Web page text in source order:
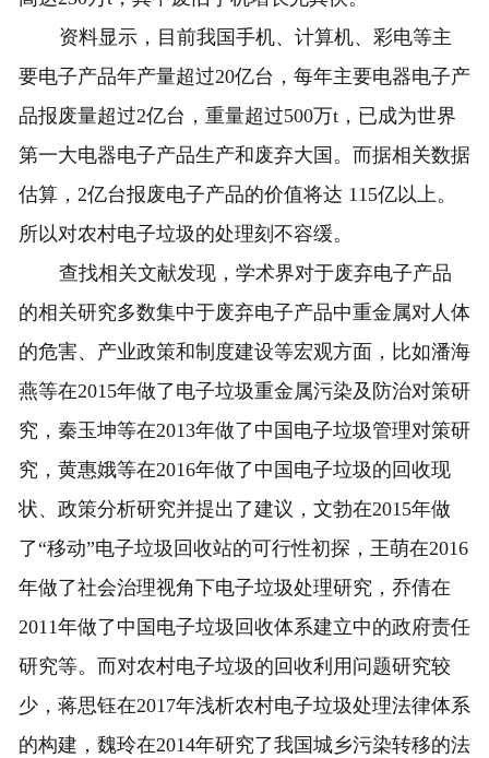
资料显示，目前我国手机、计算机、彩电等主
要电子产品年产量超过20亿台，每年主要电器电子产
品报废量超过2亿台，重量超过500万t，已成为世界
第一大电器电子产品生产和废弃大国。而据相关数据
估算，2亿台报废电子产品的价值将达 115亿以上。
所以对农村电子垃圾的处理刻不容缓。
查找相关文献发现，学术界对于废弃电子产品
的相关研究多数集中于废弃电子产品中重金属对人体
的危害、产业政策和制度建设等宏观方面，比如潘海
燕等在2015年做了电子垃圾重金属污染及防治对策研
究，秦玉坤等在2013年做了中国电子垃圾管理对策研
究，黄惠娥等在2016年做了中国电子垃圾的回收现
状、政策分析研究并提出了建议，文勃在2015年做
了“移动”电子垃圾回收站的可行性初探，王萌在2016
年做了社会治理视角下电子垃圾处理研究，乔倩在
2011年做了中国电子垃圾回收体系建立中的政府责任
研究等。而对农村电子垃圾的回收利用问题研究较
少，蒋思钰在2017年浅析农村电子垃圾处理法律体系
的构建，魏玲在2014年研究了我国城乡污染转移的法